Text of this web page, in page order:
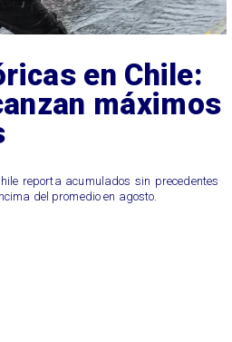
en Chile:
máximos
reporta acumulados sin precedentes
del promedio en agosto.